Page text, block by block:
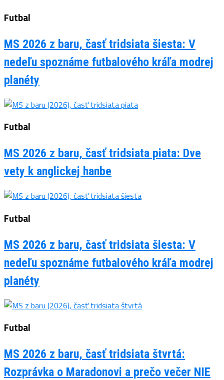
Futbal
MS 2026 z baru, časť tridsiata šiesta: V
nedeľu spoznáme futbalového kráľa modrej
planéty
Futbal
MS 2026 z baru, časť tridsiata piata: Dve
vety k anglickej hanbe
Futbal
MS 2026 z baru, časť tridsiata šiesta: V
nedeľu spoznáme futbalového kráľa modrej
planéty
Futbal
MS 2026 z baru, časť tridsiata štvrtá:
Rozprávka o Maradonovi a prečo večer NIE